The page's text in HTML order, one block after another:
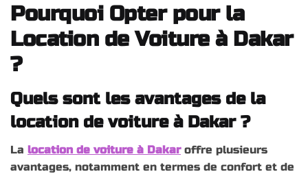
Pourquoi Opter pour la
Location de Voiture à Dakar
?
Quels sont les avantages de la
location de voiture à Dakar ?
La location de voiture à Dakaroffre plusieurs
avantages, notamment en termes de confort et de